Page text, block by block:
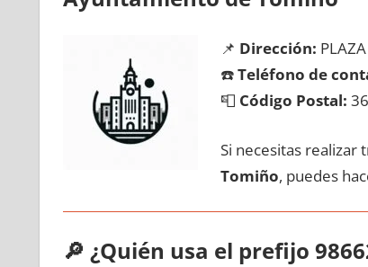
📌 Dirección:
☎️Teléfono dе
📮 Código Postal:
Si necesitas
Tomiño, puedes
🔎 ¿Quién usa el prefijo